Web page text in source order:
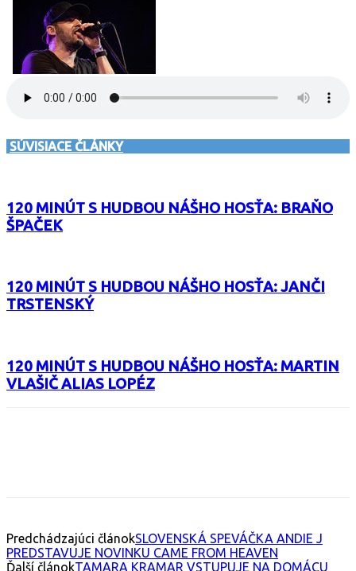
SÚVISIACE ČLÁNKY
120 MINÚT S HUDBOU NÁŠHO HOSŤA: BRAŇO
ŠPAČEK
120 MINÚT S HUDBOU NÁŠHO HOSŤA: JANČI
TRSTENSKÝ
120 MINÚT S HUDBOU NÁŠHO HOSŤA: MARTIN
VLAŠIČ ALIAS LOPÉZ
Predchádzajúci článokSLOVENSKÁ SPEVÁČKA ANDIE J
PREDSTAVUJE NOVINKU CAME FROM HEAVEN
Ďalší článokTAMARA KRAMAR VSTUPUJE NA DOMÁCU